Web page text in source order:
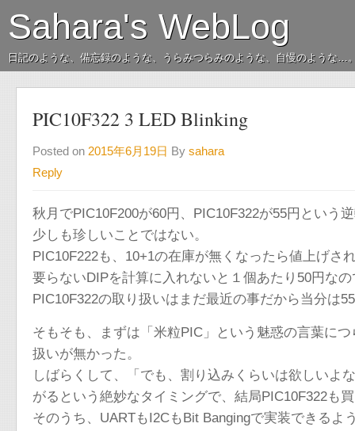
Sahara's WebLog
日記のような、備忘録のような、うらみつらみのような、自慢のような…
PIC10F322 3 LED Blinking
Posted on 2015年6月19日 By sahara
Reply
秋月でPIC10F200が60円、PIC10F322が55円という
少しも珍しいことではない。
PIC10F222も、10+1の在庫が無くなったら値上げさ
要らないDIPを計算に入れないと１個あたり50円な
PIC10F322の取り扱いはまだ最近の事だから当分は
そもそも、まずは「米粒PIC」という魅惑の言葉に
扱いが無かった。
しばらくして、「でも、割り込みくらいは欲しいよ
がるという絶妙なタイミングで、結局PIC10F322も
そのうち、UARTもI2CもBit Bangingで実装できる